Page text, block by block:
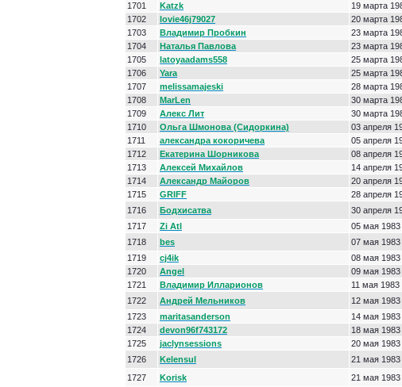
1701
Katzk 19 марта
1702
lovie46j79027 20 марта
1703
Владимир Пробкин 23 марта
1704
Наталья Павлова 23 марта
1705
latoyaadams558 25 марта
1706
Yara 25 марта
1707
melissamajeski 28 марта
1708
MarLen 30 марта
1709
Алекс Лит 30 марта
1710
Ольга Шмонова (Сидоркина) 03 апреля
1711
александра кокоричева 05 апреля
1712
Екатерина Шорникова 08 апреля
1713
Алексей Михайлов 14 апреля
1714
Александр Майоров 20 апреля
1715
GRIFF 28 апреля
1716
Бодхисатва 30 апреля
1717
Zi Atl 05 мая 1983
1718
bеs 07 мая 1983
1719
cj4ik 08 мая 1983
1720
Angel 09 мая 1983
1721
Владимир Илларионов 11 мая 1983
1722
Андрей Мельников 12 мая 1983
1723
maritasanderson 14 мая 1983
1724
devon96f743172 18 мая 1983
1725
jaclynsessions 20 мая 1983
1726
Kelensul 21 мая 1983
1727
Korisk 21 мая 1983